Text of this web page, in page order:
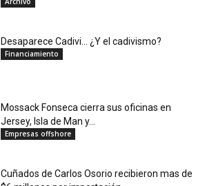
Desaparece Cadivi… ¿Y el cadivismo?
Financiamiento
Mossack Fonseca cierra sus oficinas en
Jersey, Isla de Man y...
Empresas offshore
Cuñados de Carlos Osorio recibieron mas de